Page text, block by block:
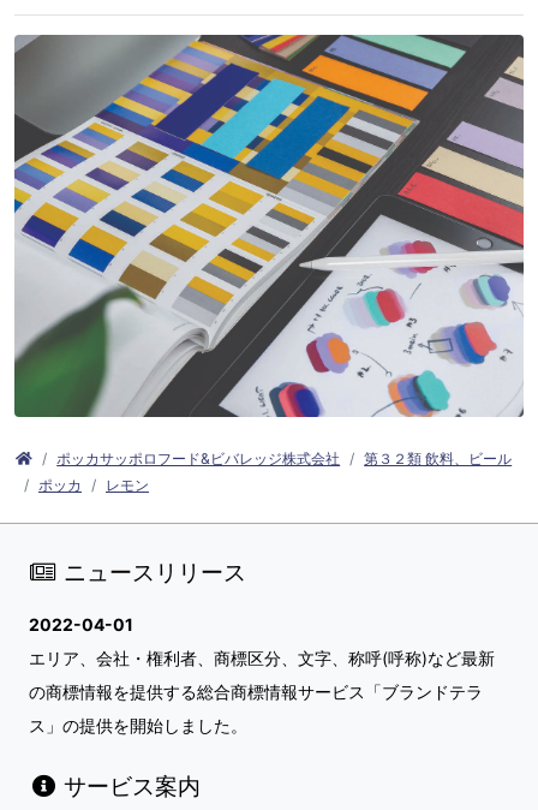
ポッカサッポロフード&ビバレッジ株式会社
第３２類 飲料、ビール
ポッカ
レモン
ニュースリリース
2022-04-01
エリア、会社・権利者、商標区分、文字、称呼(呼称)など最新
の商標情報を提供する総合商標情報サービス「ブランドテラ
ス」の提供を開始しました。
サービス案内